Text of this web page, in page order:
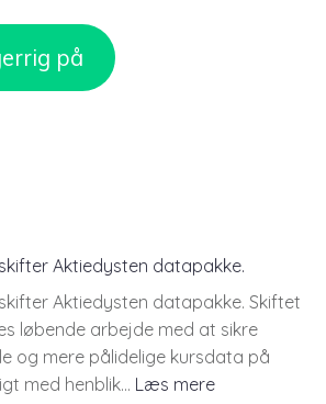
på
skifter Aktiedysten datapakke.
skifter Aktiedysten datapakke. Skiftet
løbende arbejde med at sikre
og mere pålidelige kursdata på
med henblik… Læs mere: